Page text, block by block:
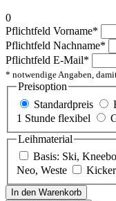
0
Pflichtfeld Vorname*
Pflichtfeld Nachname*
Pflichtfeld E-Mail*
* notwendige Angaben,
Preisoption
Standardpreis
1 Stunde flexibel
Leihmaterial
Basis: Ski,
Neo, Weste